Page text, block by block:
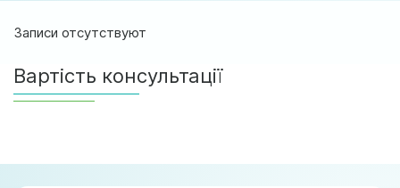
Записи отсутствуют
Вартість консультації